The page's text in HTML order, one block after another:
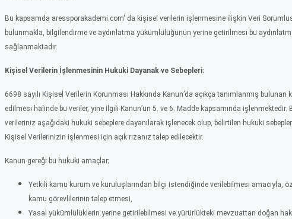
Bu kapsamda aressporakademi.com' da kişisel verilerin işlenmesine ilişkin Veri
bulunmakla, bilgilendirme ve aydınlatma yükümlülüğünün yerine getirilmesi bu
sağlanmaktadır.
Kişisel Verilerin İşlenmesinin Hukuki Dayanak ve Sebepleri:
6698 sayılı Kişisel Verilerin Korunması Hakkında Kanun’da açıkça tanımlanmış bulunan
edilmesi halinde bu veriler, yine ilgili Kanun’un 5. ve 6. Madde kapsamında işlenmektedir.
verileriniz aşağıdaki hukuki sebeplere dayanılarak işlenecek olup, belirtilen hukuki
Kişisel Verilerinizin işlenmesi için açık rızanız talep edilecektir.
Kanun gereği bu hukuki amaçlar;
Yetkili kamu kurum ve kuruluşlarından bilgi istendiğinde verilebilmesi amacıyla,
kamu görevlilerinin talep etmesi,
Yasal yükümlülüklerin yerine getirilebilmesi ve yürürlükteki mevzuattan doğan